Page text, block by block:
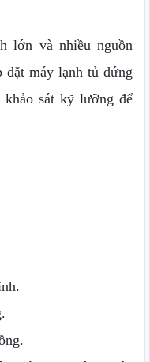
lớn và nhiều nguồn
máy lạnh tủ đứng
sát kỹ lưỡng để